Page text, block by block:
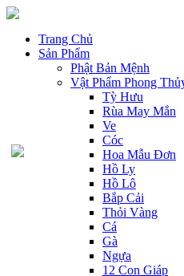
Trang Chủ
Sản Phẩm
Phật Bản Mệnh
Vật Phẩm Phong
Tỳ Hưu
Rùa May Mắn
Ve
Cóc
Hoa Mẫu Đơn
Hồ Ly
Hồ Lô
Bắp Cải
Thỏi Vàng
Cá
Gà
Ngựa
12 Con Giáp